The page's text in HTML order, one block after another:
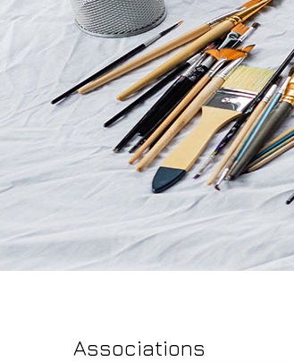
Associations